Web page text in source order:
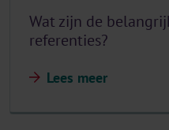
Wat zijn de
referenties?
Lees meer